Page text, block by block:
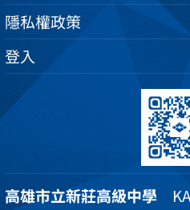
隱私權政策
登入
高雄市立新莊高級中學